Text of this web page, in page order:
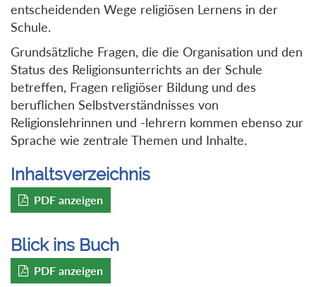
entscheidenden Wege religiösen Lernens in der
Schule.
Grundsätzliche Fragen, die die Organisation und den
Status des Religionsunterrichts an der Schule
betreffen, Fragen religiöser Bildung und des
beruflichen Selbstverständnisses von
Religionslehrinnen und -lehrern kommen ebenso zur
Sprache wie zentrale Themen und Inhalte.
Inhaltsverzeichnis
PDF anzeigen
Blick ins Buch
PDF anzeigen